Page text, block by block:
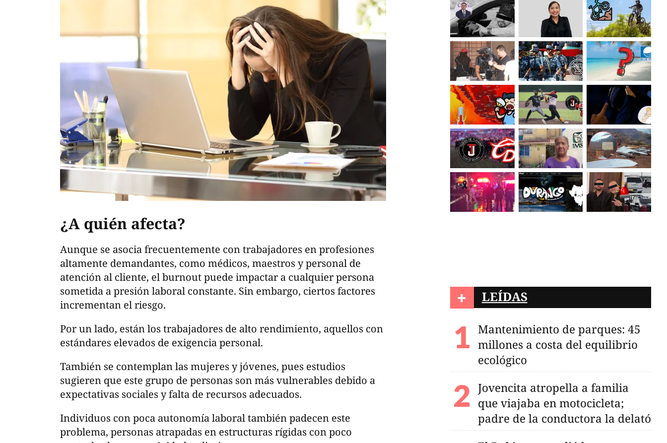
¿A quién afecta?
Aunque se asocia frecuentemente con trabajadores en profesiones
altamente demandantes, como médicos, maestros y personal de
atención al cliente, el burnout puede impactar a cualquier persona
sometida a presión laboral constante. Sin embargo, ciertos factores
incrementan el riesgo.
Por un lado, están los trabajadores de alto rendimiento, aquellos con
estándares elevados de exigencia personal.
También se contemplan las mujeres y jóvenes, pues estudios
sugieren que este grupo de personas son más vulnerables debido a
expectativas sociales y falta de recursos adecuados.
Individuos con poca autonomía laboral también padecen este
problema, personas atrapadas en estructuras rígidas con poco
+ LEÍDAS
Mantenimiento de parques: 45
millones a costa del equilibrio
ecológico
Jovencita atropella a familia
que viajaba en motocicleta;
padre de la conductora la delató